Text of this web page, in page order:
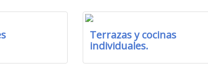
Terrazas y cocinas
individuales.